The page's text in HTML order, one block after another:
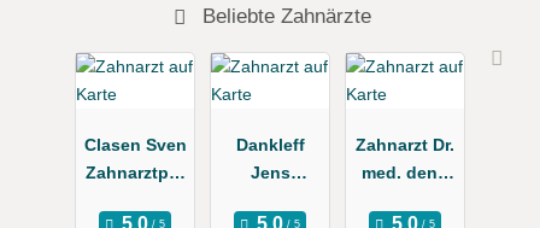
Beliebte Zahnärzte
Clasen Sven
Zahnarztpra
Dankleff
Jens
Zahnarzt Dr.
med. dent.